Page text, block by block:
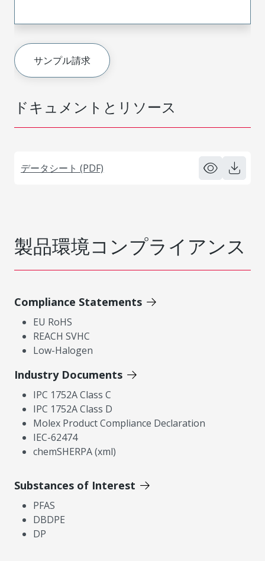
ドキュメントとリソース
データシート (PDF)
サンプル請求
製品環境コンプライアンス
Compliance Statements
EU RoHS
REACH SVHC
Low-Halogen
Industry Documents
IPC 1752A Class C
IPC 1752A Class D
Molex Product Compliance Declaration
IEC-62474
chemSHERPA (xml)
Substances of Interest
PFAS
DBDPE
DP